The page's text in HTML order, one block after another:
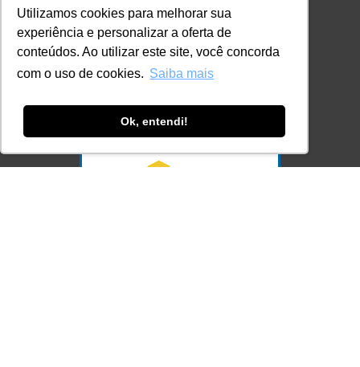
Utilizamos cookies para melhorar sua
experiência e personalizar a oferta de
conteúdos. Ao utilizar este site, você concorda
com o uso de cookies. Saiba mais
Ok, entendi!
contato@lec.com.br
Ferramenta Antifraude
Consulte aqui o cadastro da Instituição no